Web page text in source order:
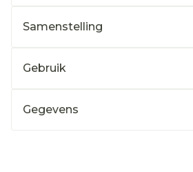
Samenstelling
Gebruik
Gegevens